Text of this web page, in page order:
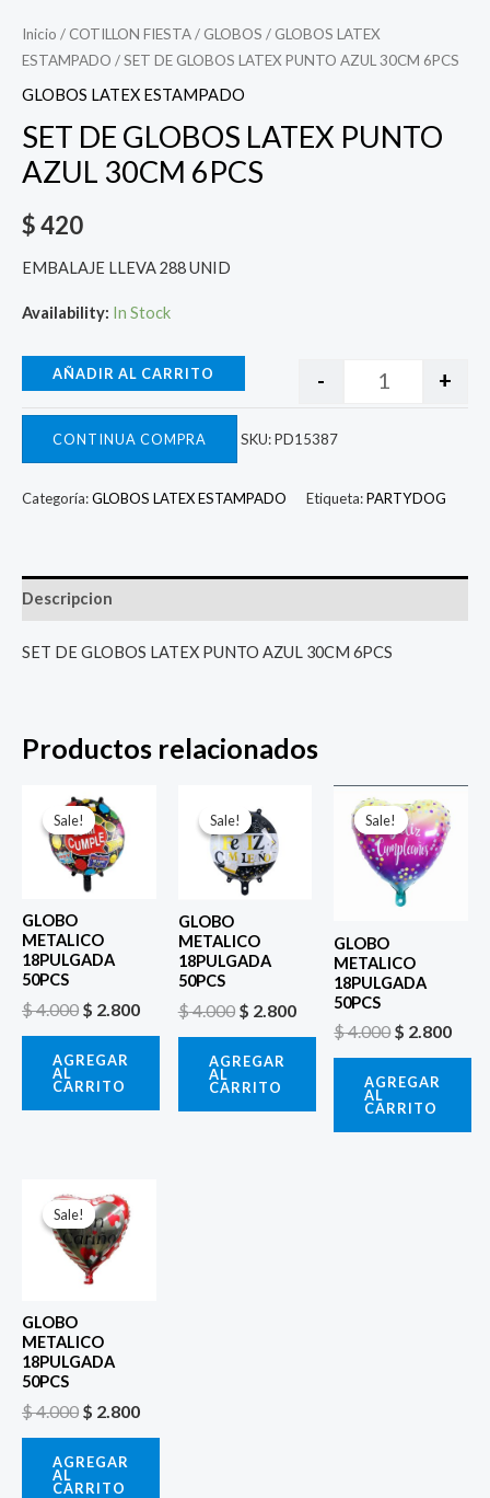
Inicio / COTILLON FIESTA/ GLOBOS / GLOBOS LATEX
ESTAMPADO / SET DE GLOBOS LATEX PUNTO AZUL 30CM 6PCS
GLOBOS LATEX ESTAMPADO
SET DE GLOBOS LATEX PUNTO
AZUL 30CM 6PCS
$420
EMBALAJE LLEVA 288 UNID
Availability: In Stock
- +
AÑADIR AL CARRITO
CONTINUA COMPRA SKU:PD15387
Categoría:GLOBOS LATEX ESTAMPADO Etiqueta:PARTYDOG
Descripcion
SET DE GLOBOS LATEX PUNTO AZUL 30CM 6PCS
Productos relacionados
Sale!
Sale!
GLOBO
METALICO
18PULGADA
50PCS
$4.000
El
precio
original
era:
$ 4.000.
$ 2.800
AGREGAR
AL
CARRITO
Sale!
Sale!
GLOBO
METALICO
18PULGADA
50PCS
$4.000
precio
original
era:
$ 4.000.
$ 2.800
AGREGAR
AL
CARRITO
Sale!
Sale!
GLOBO
METALICO
18PULGADA
50PCS
$4.000
precio
original
era:
$ 4.000.
$ 2.800
AGREGAR
AL
CARRITO
Sale!
Sale!
GLOBO
METALICO
18PULGADA
50PCS
$4.000
precio
original
era:
$ 4.000.
$ 2.800
AGREGAR
AL
CARRITO